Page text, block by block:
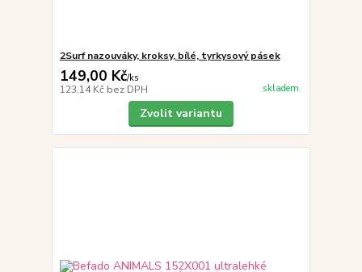
2Surf nazouváky, kroksy, bílé, tyrkysový pásek
149,00 Kč/ks
123,14 Kč bez DPH skladem
Zvolit variantu